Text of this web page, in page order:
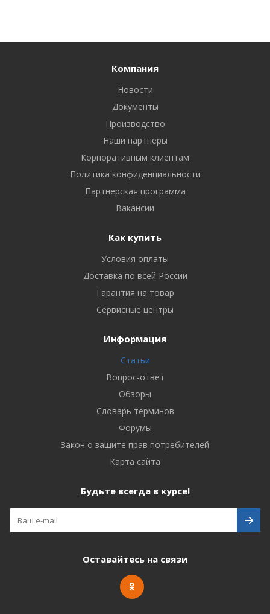
Компания
Новости
Документы
Производство
Наши партнеры
Корпоративным клиентам
Политика конфиденциальности
Партнерская программа
Вакансии
Как купить
Условия оплаты
Доставка по всей России
Гарантия на товар
Сервисные центры
Информация
Статьи
Вопрос-ответ
Обзоры
Словарь терминов
Форумы
Закон о защите прав потребителей
Карта сайта
Будьте всегда в курсе!
Оставайтесь на связи